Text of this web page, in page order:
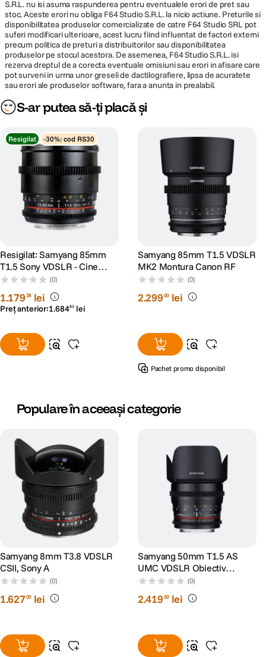
S.R.L. nu isi asuma raspunderea pentru eventualele erori de pret sau
stoc. Aceste erori nu obliga F64 Studio S.R.L. la nicio actiune. Preturile si
disponibilitatea produselor comercializate de catre F64 Studio SRL pot
suferi modificari ulterioare, acest lucru fiind influentat de factori externi
precum politica de preturi a distribuitorilor sau disponibilitatea
produselor pe stocul acestora. De asemenea, F64 Studio S.R.L. isi
rezerva dreptul de a corecta eventuale omisiuni sau erori in afisare care
pot surveni in urma unor greseli de dactilografiere, lipsa de acuratete
sau erori ale produselor software, fara a anunta in prealabil.
S-ar putea să-ți placă și
Resigilat -30%: cod RS30
Resigilat: Samyang 85mm
T1.5 Sony VDSLR - Cine
Lens - RS125005932-1
(0)
1.17938 lei
Preț anterior:1.68483 lei
Samyang 85mm T1.5 VDSLR
MK2 Montura Canon RF
(0)
2.29900 lei
Pachet promo disponibil
Populare în aceeași categorie
Samyang 8mm T3.8 VDSLR
CSII, Sony A
(0)
1.62700 lei
Samyang 50mm T1.5 AS
UMC VDSLR Obiectiv
Cinematic Sony A
(0)
2.41900 lei